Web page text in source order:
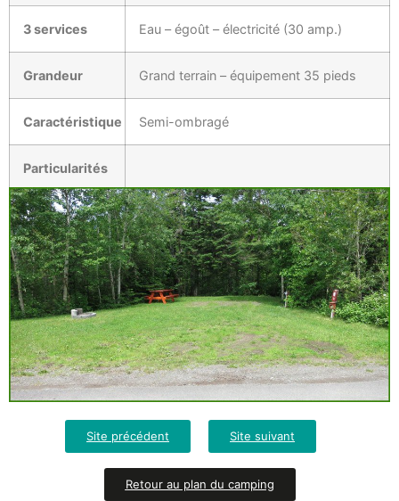
3 services Eau – égoût – électricité (30 amp.)
Grandeur Grand terrain – équipement 35 pieds
Caractéristique Semi-ombragé
Particularités
Site précédent Site suivant
Retour au plan du camping